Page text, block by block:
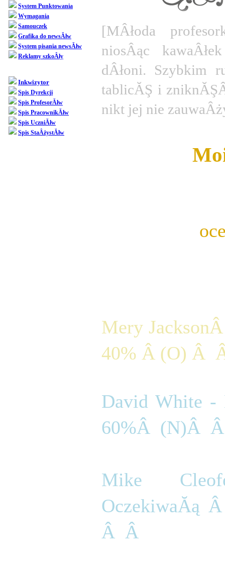
System Punktowania
Wymagania
Samouczek
Grafika do newsĂłw
System pisania newsĂłw
Reklamy szkoÂły
Inkwizytor
Spis Dyrekcji
Spis ProfesorĂłw
Spis PracownikĂłw
Spis UczniĂłw
Spis StaÂżystĂłw
[MÂłoda
niosÂąc
dÂłoni. Szybkim
tablicĂŞ i
nikt jej nie
Mery
40% Â (O) Â
David White -
60%Â  (N)Â
Mike
OczekiwaĂą
Â  Â